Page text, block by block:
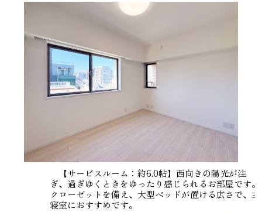
【サービスルーム：約6.0帖】西向きの陽光が注
ぎ、過ぎゆくときをゆったり感じられるお部屋です。
クローゼットを備え、大型ベッドが置ける広さで、主
寝室におすすめです。